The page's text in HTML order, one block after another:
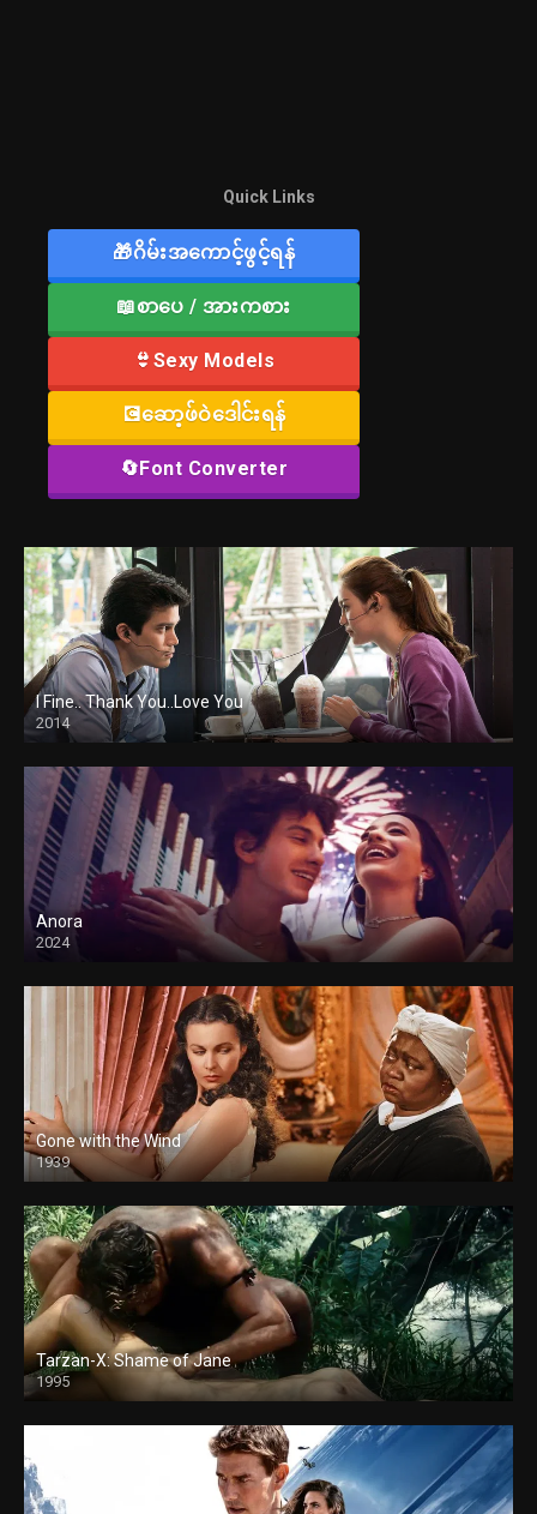
Quick Links
🎁ဂိမ်းအကောင့်ဖွင့်ရန်
📖စာပေ / အားကစား
👙Sexy Models
💽ဆော့ဖ်ဝဲဒေါင်းရန်
🔄Font Converter
I Fine.. Thank You..Love You
2014
Anora
2024
Gone with the Wind
1939
Tarzan-X: Shame of Jane
1995